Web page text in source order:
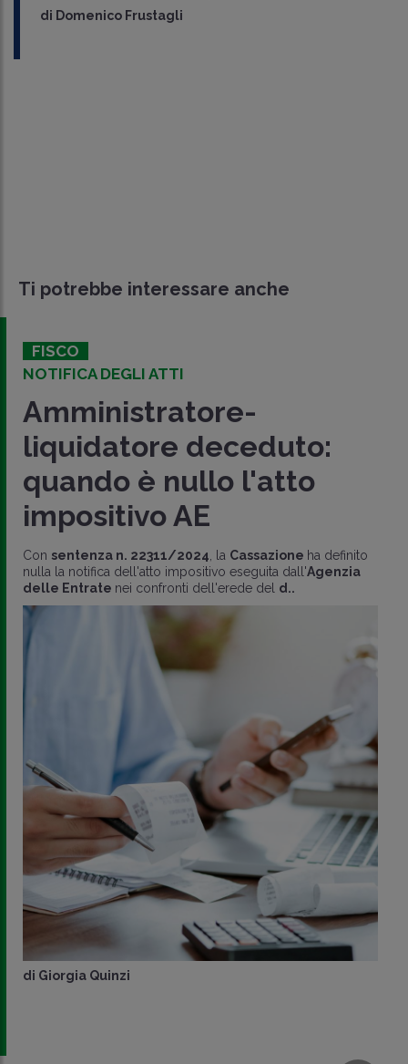
di Domenico Frustagli
Ti potrebbe interessare anche
FISCO
AGEVOLAZIONI AGRICOLTURA
PPC anche con impianto
fotovoltaico sul lastrico
solare
Con la risposta 337/2002, l'Agenzia delle Entrate ha
analizzato il tema della
Piccola Proprietà Contadina (
PPC), affermando che la
costituzi..
diStudio Associato Tosoni